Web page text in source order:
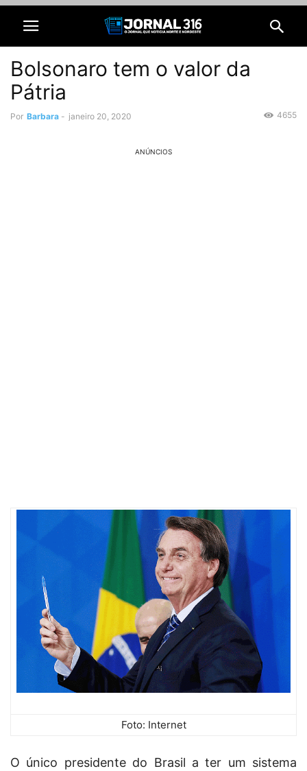
Bolsonaro tem o valor da
Pátria
Por Barbara - janeiro 20, 2020 4655
ANÚNCIOS
Foto: Internet
O único presidente do Brasil a ter um sistema